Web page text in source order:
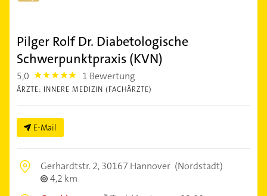
Pilger Rolf Dr. Diabetologische
Schwerpunktpraxis (KVN)
5,0 5.0 1 Bewertung
ÄRZTE: INNERE MEDIZIN (FACHÄRZTE)
E-Mail
Gerhardtstr. 2,30167 Hannover (Nordstadt)
4,2 km